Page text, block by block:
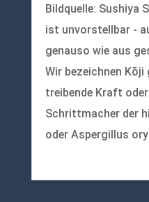
Bildquelle: Sushiya
ist unvorstellbar -
genauso wie aus
Wir bezeichnen Kōji
treibende Kraft
Schrittmacher der
oder Aspergillus